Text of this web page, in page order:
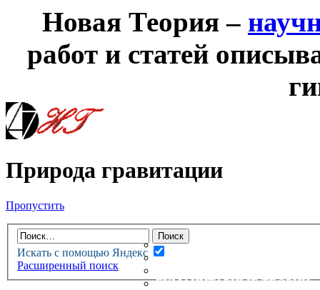
Новая Теория –
работ и статей
Природа гравитации
Пропустить
Искать с помощью Яндекс
Расширенный поиск
НОВАЯ ТЕОРИЯФОРУМ
НОВЫЕ СООБЩЕНИЯ
НЕПРОЧИТАННЫЕ
ГУМАНИТАРНЫЕ ТЕОРИИ